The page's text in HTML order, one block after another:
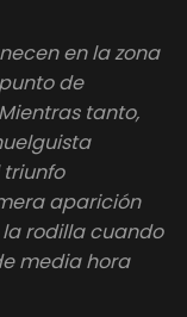
en la zona
de
tanto,
triunfo
aparición
la rodilla cuando
media hora